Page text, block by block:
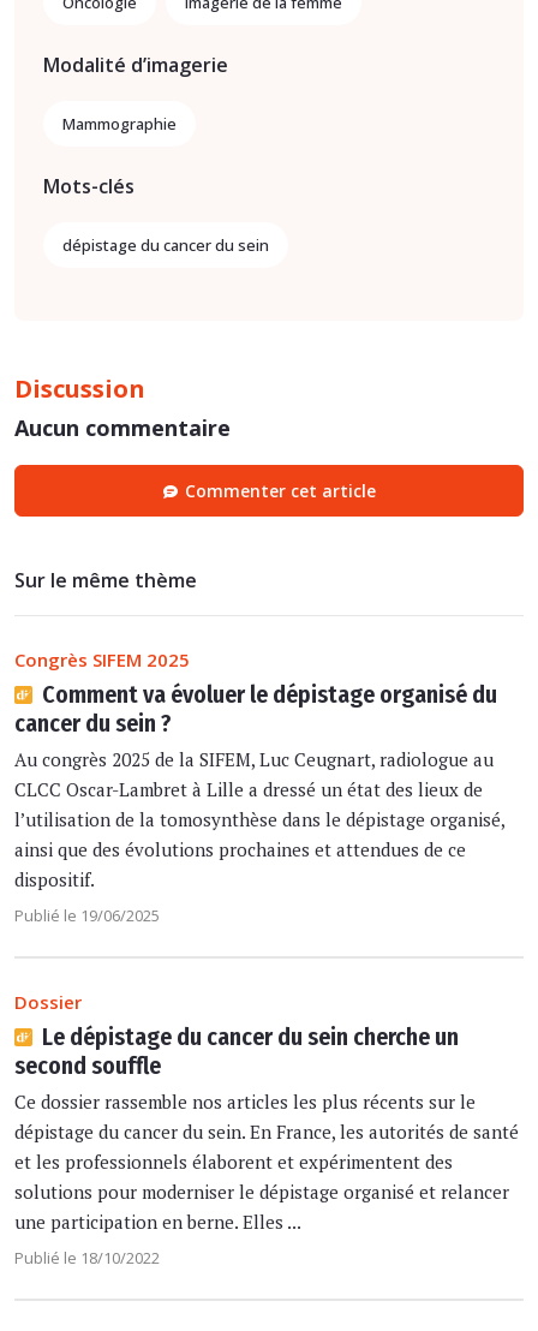
Modalité d’imagerie
Mammographie
Mots-clés
dépistage du cancer du sein
Discussion
Aucun commentaire
Commenter cet article
Sur le même thème
Congrès SIFEM 2025
Comment va évoluer le dépistage organisé du
cancer du sein ?
Au congrès 2025 de la SIFEM, Luc Ceugnart, radiologue au
CLCC Oscar-Lambret à Lille a dressé un état des lieux de
l’utilisation de la tomosynthèse dans le dépistage organisé,
ainsi que des évolutions prochaines et attendues de ce
dispositif.
Publié le 19/06/2025
Dossier
Le dépistage du cancer du sein cherche un
second souffle
Ce dossier rassemble nos articles les plus récents sur le
dépistage du cancer du sein. En France, les autorités de santé
et les professionnels élaborent et expérimentent des
solutions pour moderniser le dépistage organisé et relancer
une participation en berne. Elles ...
Publié le 18/10/2022